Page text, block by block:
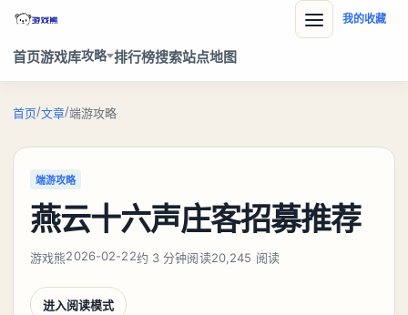
首页游戏库攻略 排行榜搜索站点地图
我的收藏
首页/文章/端游攻略
端游攻略
燕云十六声庄客招募推荐
游戏熊2026-02-22约 3 分钟阅读20,245 阅读
进入阅读模式